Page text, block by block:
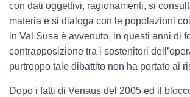
con dati oggettivi, ragionamenti, si
materia e si dialoga con le popolazioni
in Val Susa è avvenuto, in questi anni di
contrapposizione tra i sostenitori
purtroppo tale dibattito non ha portato ai
Dopo i fatti di Venaus del 2005 ed il